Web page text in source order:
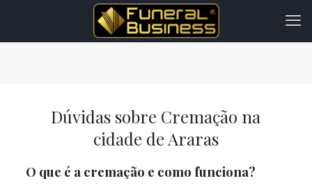
Dúvidas sobre Cremação na
cidade de Araras
O que é a cremação e como funciona?